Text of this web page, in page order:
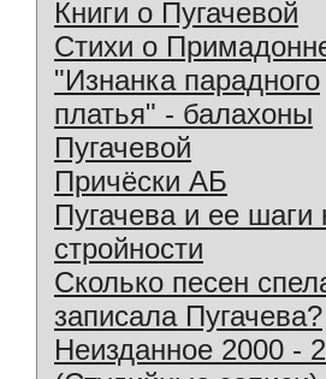
Книги о Пугачевой
Стихи о
"Изнанка парадного
платья" - балахоны
Пугачевой
Причёски АБ
Пугачева и ее шаги
стройности
Сколько песен
записала Пугачева?
Неизданное 2000 -